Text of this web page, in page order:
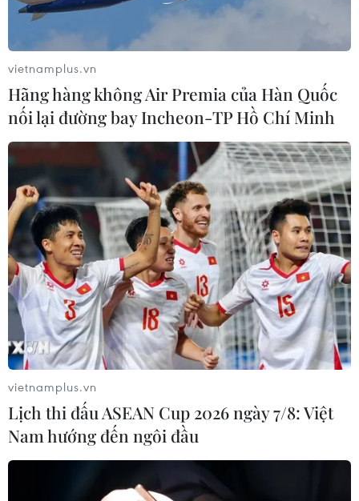
vietnamplus.vn
Hãng hàng không Air Premia của Hàn Quốc
nối lại đường bay Incheon-TP Hồ Chí Minh
vietnamplus.vn
Lịch thi đấu ASEAN Cup 2026 ngày 7/8: Việt
Nam hướng đến ngôi đầu